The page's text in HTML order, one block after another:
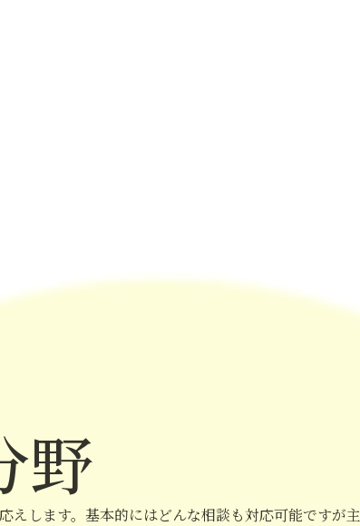
野
えします。基本的にはどんな相談も対応可能ですが主